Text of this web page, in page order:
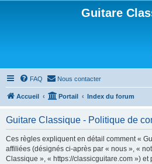
Guitare
FAQ Nous contacter
Accueil Portail Index du forum
Guitare Classique - Politique de
Ces règles expliquent en détail comment «
affiliées (désignés ci-après par « nous », «
Classique », « https://classicguitare.com »)